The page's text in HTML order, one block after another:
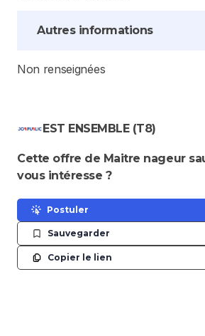
Autres informations
Non renseignées
EST ENSEMBLE (T8)
Cette offre de Maitre nageur
vous intéresse ?
Postuler
Sauvegarder
Copier le lien